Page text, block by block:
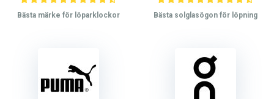
Bästa märke för löparklockor Bästa solglasögon för löpning